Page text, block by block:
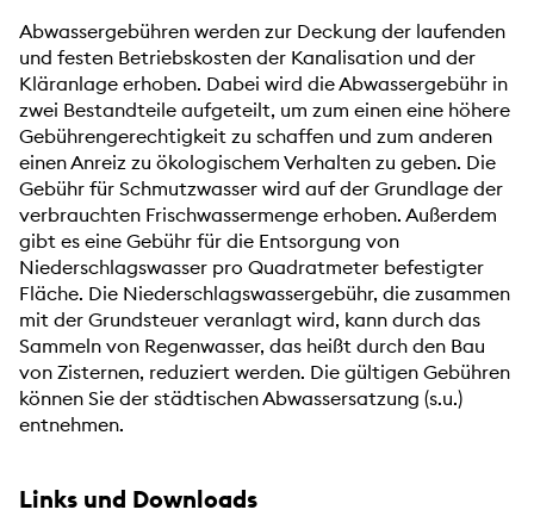
Abwassergebühren werden zur Deckung der laufenden
und festen Betriebskosten der Kanalisation und der
Kläranlage erhoben. Dabei wird die Abwassergebühr in
zwei Bestandteile aufgeteilt, um zum einen eine höhere
Gebührengerechtigkeit zu schaffen und zum anderen
einen Anreiz zu ökologischem Verhalten zu geben. Die
Gebühr für Schmutzwasser wird auf der Grundlage der
verbrauchten Frischwassermenge erhoben. Außerdem
gibt es eine Gebühr für die Entsorgung von
Niederschlagswasser pro Quadratmeter befestigter
Fläche. Die Niederschlagswassergebühr, die zusammen
mit der Grundsteuer veranlagt wird, kann durch das
Sammeln von Regenwasser, das heißt durch den Bau
von Zisternen, reduziert werden. Die gültigen Gebühren
können Sie der städtischen Abwassersatzung (s.u.)
entnehmen.
Links und Downloads